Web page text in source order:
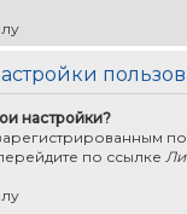
настройки?
по ссылке